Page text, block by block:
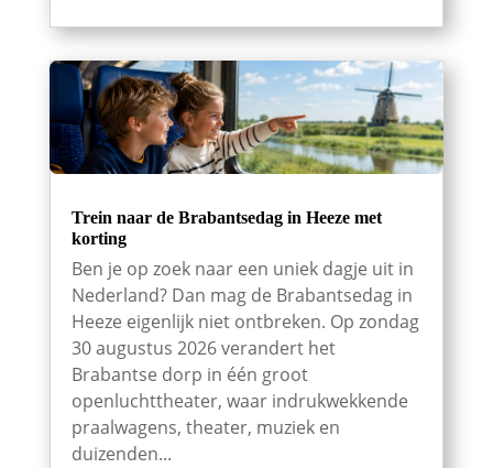
Trein naar de Brabantsedag in Heeze met
korting
Ben je op zoek naar een uniek dagje uit in
Nederland? Dan mag de Brabantsedag in
Heeze eigenlijk niet ontbreken. Op zondag
30 augustus 2026 verandert het
Brabantse dorp in één groot
openluchttheater, waar indrukwekkende
praalwagens, theater, muziek en
duizenden...